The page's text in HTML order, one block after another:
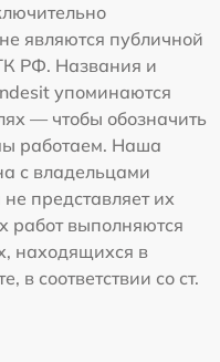
являются публичной
РФ. Названия и
упоминаются
— чтобы обозначить
работаем. Наша
с владельцами
представляет их
работ выполняются
находящихся в
в соответствии со ст.